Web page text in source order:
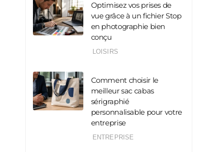
Optimisez vos prises de
vue grâce à un fichier Stop
en photographie bien
conçu
LOISIRS
Comment choisir le
meilleur sac cabas
sérigraphié
personnalisable pour votre
entreprise
ENTREPRISE